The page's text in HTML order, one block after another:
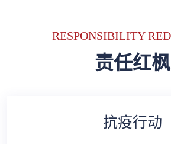
RESPONSIBILITY
责任红枫
抗疫行动